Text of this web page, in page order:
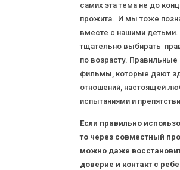
самих эта тема не до
прожита. И мы тоже
вместе с нашими
тщательно выбирать
по возрасту.
фильмы, которые дают
отношений, настоящей
испытаниями и
Если правильно
то через совместный
можно даже
доверие и контакт с